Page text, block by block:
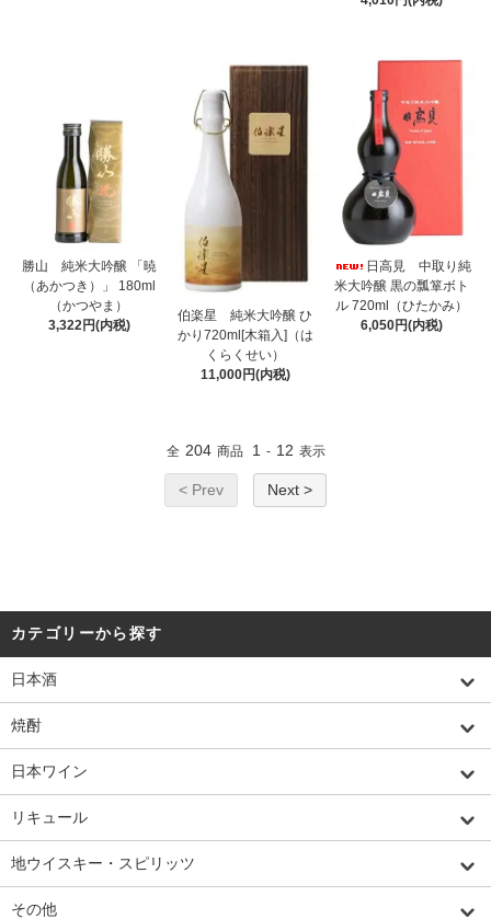
勝山 純米大吟醸 「暁
（あかつき）」 180ml
（かつやま）
3,322円(内税)
伯楽星 純米大吟醸 ひ
かり720ml[木箱入]（は
くらくせい）
11,000円(内税)
日高見 中取り純
米大吟醸 黒の瓢箪ボト
ル 720ml（ひたかみ）
6,050円(内税)
全 204 商品 1 - 12 表示
< Prev Next >
カテゴリーから探す
日本酒
焼酎
日本ワイン
リキュール
地ウイスキー・スピリッツ
その他